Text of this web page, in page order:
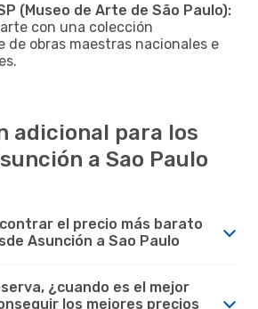
(Museo de Arte de São Paulo):
con una colección
de obras maestras nacionales e
adicional para los
a Sao Paulo
el precio más barato
Asunción a Sao Paulo
¿cuando es el mejor
los mejores precios